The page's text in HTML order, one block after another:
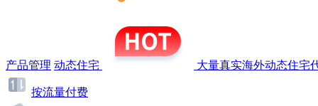
产品管理 动态住宅 大量真实海外动态住宅
按流量付费